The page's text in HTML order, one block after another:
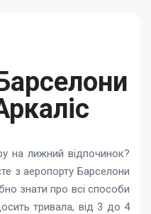
на лижний відпочинок?
з аеропорту Барселони
знати про всі способи
тривала, від 3 до 4